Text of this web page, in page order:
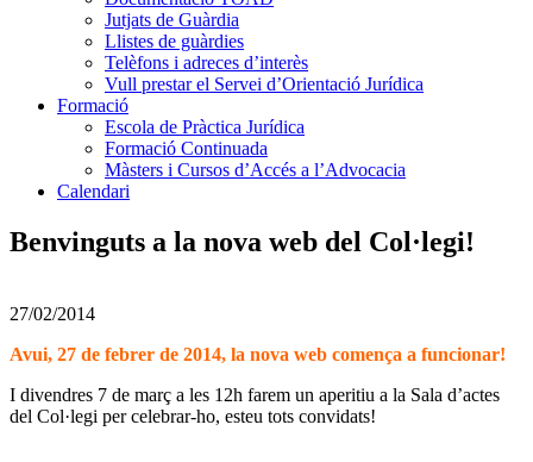
Jutjats de Guàrdia
Llistes de guàrdies
Telèfons i adreces d’interès
Vull prestar el Servei d’Orientació Jurídica
Formació
Escola de Pràctica Jurídica
Formació Continuada
Màsters i Cursos d’Accés a l’Advocacia
Calendari
Benvinguts a la nova web del Col·legi!
27/02/2014
Avui, 27 de febrer de 2014, la nova web comença a funcionar!
I divendres 7 de març a les 12h farem un aperitiu a la Sala d’actes
del Col·legi per celebrar-ho, esteu tots convidats!